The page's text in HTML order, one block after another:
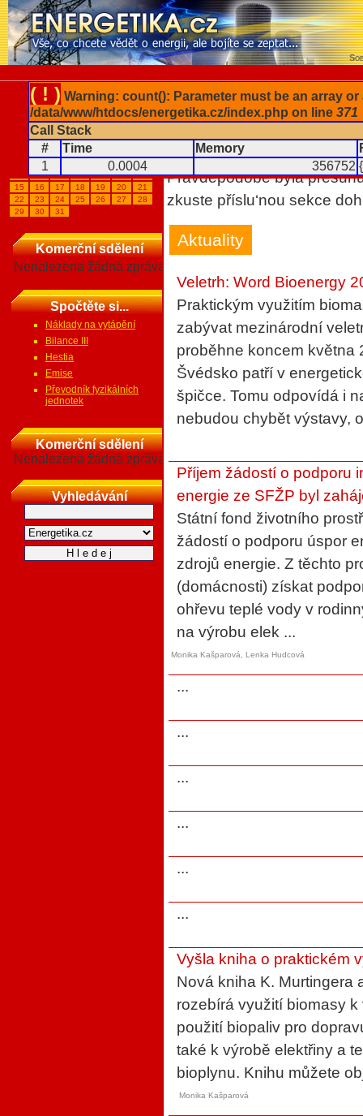
( ! ) Warning: count(): Parameter must be an array
/data/www/htdocs/energetika.cz/index.php on line 371
Call Stack
#
Time Memory
1
0.0004 356752
Kalendář akcí
Veletrhy, Výstavy...
6
7
9 10 11 12 13
14
15
16 17 18 19 20
21
22
23 24 25 26 27
28
29
30 31
Komerční sdělení
Nenalezena žádná zpráva
Spočtěte si...
Náklady na vytápění
Bilance III
Hestia
Emise
Převodník fyzikálních
jednotek
Komerční sdělení
Nenalezena žádná zpráva
Vyhledávání
Sekce nenalezena
Vámi požadovaná sekce
Pravděpodobě byla
zkuste příslu‘nou sekce
Aktuality
Veletrh: Word Bioenergy
Praktickým využitím
zabývat mezinárodní
proběhne koncem května
Švédsko patří v
špičce. Tomu odpovídá i
nebudou chybět výstavy,
Příjem žádostí o podporu
energie ze SFŽP byl
Státní fond životního
žádostí o podporu úspor
zdrojů energie. Z těchto
(domácnosti) získat
ohřevu teplé vody v
na výrobu elek ...
Monika Kašparová, Lenka Hudcová
...
...
...
...
...
...
Vyšla kniha o praktickém
Nová kniha K. Murtingera
rozebírá využití biomasy
použití biopaliv pro
také k výrobě elektřiny a
bioplynu. Knihu můžete
Monika Kašparová